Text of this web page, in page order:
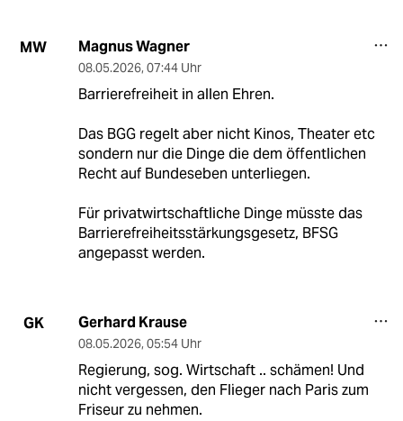
MW Magnus Wagner
08.05.2026, 07:44 Uhr
Barrierefreiheit in allen Ehren.
Das BGG regelt aber nicht Kinos, Theater etc
sondern nur die Dinge die dem öffentlichen
Recht auf Bundeseben unterliegen.
Für privatwirtschaftliche Dinge müsste das
Barrierefreiheitsstärkungsgesetz, BFSG
angepasst werden.
GK Gerhard Krause
08.05.2026, 05:54 Uhr
Regierung, sog. Wirtschaft .. schämen! Und
nicht vergessen, den Flieger nach Paris zum
Friseur zu nehmen.